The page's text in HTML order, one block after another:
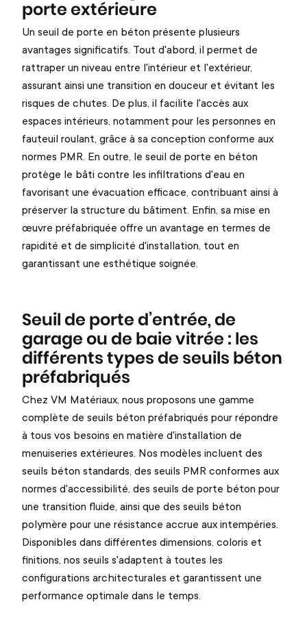
porte extérieure
Un seuil de porte en béton présente plusieurs
avantages significatifs. Tout d'abord, il permet de
rattraper un niveau entre l'intérieur et l'extérieur,
assurant ainsi une transition en douceur et évitant les
risques de chutes. De plus, il facilite l'accès aux
espaces intérieurs, notamment pour les personnes en
fauteuil roulant, grâce à sa conception conforme aux
normes PMR. En outre, le seuil de porte en béton
protège le bâti contre les infiltrations d'eau en
favorisant une évacuation efficace, contribuant ainsi à
préserver la structure du bâtiment. Enfin, sa mise en
œuvre préfabriquée offre un avantage en termes de
rapidité et de simplicité d'installation, tout en
garantissant une esthétique soignée.
Seuil de porte d’entrée, de
garage ou de baie vitrée : les
différents types de seuils béton
préfabriqués
Chez VM Matériaux, nous proposons une gamme
complète de seuils béton préfabriqués pour répondre
à tous vos besoins en matière d'installation de
menuiseries extérieures. Nos modèles incluent des
seuils béton standards, des seuils PMR conformes aux
normes d'accessibilité, des seuils de porte béton pour
une transition fluide, ainsi que des seuils béton
polymère pour une résistance accrue aux intempéries.
Disponibles dans différentes dimensions, coloris et
finitions, nos seuils s'adaptent à toutes les
configurations architecturales et garantissent une
performance optimale dans le temps.